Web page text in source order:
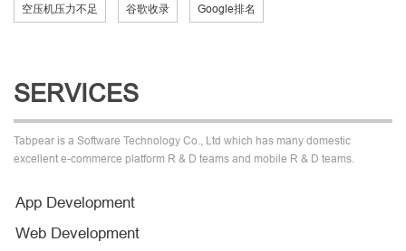
空压机压力不足 谷歌收录 Google排名
SERVICES
Tabpear is a Software Technology Co., Ltd which has many domestic
excellent e-commerce platform R & D teams and mobile R & D teams.
App Development
Web Development